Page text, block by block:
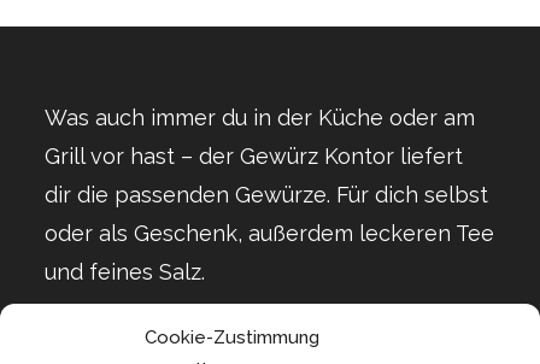
Cookie-Zustimmung
Was auch immer du in der Küche oder am
Grill vor hast – der Gewürz Kontor liefert
dir die passenden Gewürze. Für dich selbst
oder als Geschenk, außerdem leckeren Tee
und feines Salz.